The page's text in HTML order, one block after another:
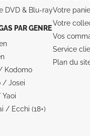
DVD & Blu‑ray
PAR GENRE
Kodomo
/ Josei
/ Ecchi (18+)
Votre
Votre
Vos
Service
Plan du